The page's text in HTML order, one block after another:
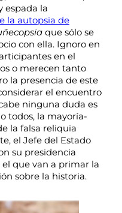
espada la
la autopsia de
que sólo se
con ella. Ignoro en
en el
o merecen tanto
la presencia de este
el encuentro
ninguna duda es
todos, la mayoría-
la falsa reliquia
el Jefe del Estado
su presidencia
que van a primar la
sobre la historia.